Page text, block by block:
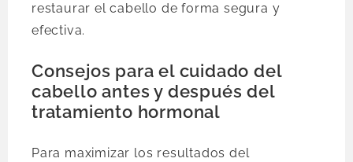
restaurar el cabello de forma segura y
efectiva.
Consejos para el cuidado del
cabello antes y después del
tratamiento hormonal
Para maximizar los resultados del